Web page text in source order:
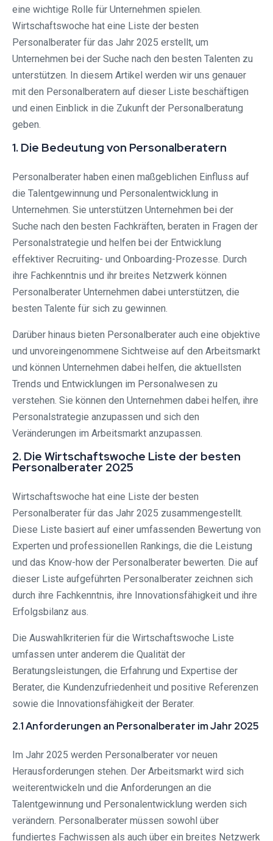
eine wichtige Rolle für Unternehmen spielen.
Wirtschaftswoche hat eine Liste der besten
Personalberater für das Jahr 2025 erstellt, um
Unternehmen bei der Suche nach den besten Talenten zu
unterstützen. In diesem Artikel werden wir uns genauer
mit den Personalberatern auf dieser Liste beschäftigen
und einen Einblick in die Zukunft der Personalberatung
geben.
1. Die Bedeutung von Personalberatern
Personalberater haben einen maßgeblichen Einfluss auf
die Talentgewinnung und Personalentwicklung in
Unternehmen. Sie unterstützen Unternehmen bei der
Suche nach den besten Fachkräften, beraten in Fragen der
Personalstrategie und helfen bei der Entwicklung
effektiver Recruiting- und Onboarding-Prozesse. Durch
ihre Fachkenntnis und ihr breites Netzwerk können
Personalberater Unternehmen dabei unterstützen, die
besten Talente für sich zu gewinnen.
Darüber hinaus bieten Personalberater auch eine objektive
und unvoreingenommene Sichtweise auf den Arbeitsmarkt
und können Unternehmen dabei helfen, die aktuellsten
Trends und Entwicklungen im Personalwesen zu
verstehen. Sie können den Unternehmen dabei helfen, ihre
Personalstrategie anzupassen und sich den
Veränderungen im Arbeitsmarkt anzupassen.
2. Die Wirtschaftswoche Liste der besten
Personalberater 2025
Wirtschaftswoche hat eine Liste der besten
Personalberater für das Jahr 2025 zusammengestellt.
Diese Liste basiert auf einer umfassenden Bewertung von
Experten und professionellen Rankings, die die Leistung
und das Know-how der Personalberater bewerten. Die auf
dieser Liste aufgeführten Personalberater zeichnen sich
durch ihre Fachkenntnis, ihre Innovationsfähigkeit und ihre
Erfolgsbilanz aus.
Die Auswahlkriterien für die Wirtschaftswoche Liste
umfassen unter anderem die Qualität der
Beratungsleistungen, die Erfahrung und Expertise der
Berater, die Kundenzufriedenheit und positive Referenzen
sowie die Innovationsfähigkeit der Berater.
2.1 Anforderungen an Personalberater im Jahr 2025
Im Jahr 2025 werden Personalberater vor neuen
Herausforderungen stehen. Der Arbeitsmarkt wird sich
weiterentwickeln und die Anforderungen an die
Talentgewinnung und Personalentwicklung werden sich
verändern. Personalberater müssen sowohl über
fundiertes Fachwissen als auch über ein breites Netzwerk